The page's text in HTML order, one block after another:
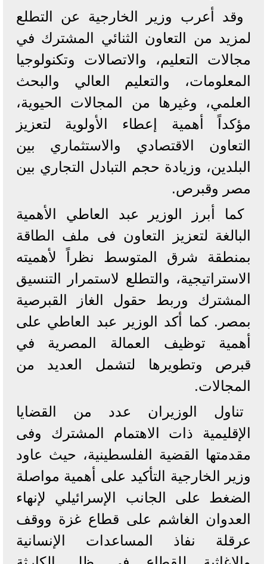
‏‎وقد أعرب وزير الخارجية عن التطلع
لمزيد من التعاون الثنائي المشترك في
مجالات التعليم، والاتصالات وتكنولوجيا
المعلومات، والتعليم العالي والبحث
العلمي، وغيرها من المجالات الحيوية،
مؤكداً أهمية إعطاء الأولوية لتعزيز
التعاون الاقتصادي والاستثماري بين
البلدين، وزيادة حجم التبادل التجاري بين
مصر وقبرص.
‏‎كما أبرز الوزير عبد العاطي الأهمية
البالغة لتعزيز التعاون فى ملف الطاقة
بمنطقة شرق المتوسط نظراً لأهميته
الاستراتيجية، والتطلع لاستمرار التنسيق
المشترك وربط حقول الغاز القبرصية
بمصر. كما أكد الوزير عبد العاطي على
أهمية توظيف العمالة المصرية في
قبرص وتطويرها لتشمل العديد من
المجالات.
‏‎تناول الوزيران عدد من القضايا
الإقليمية ذات الاهتمام المشترك وفى
مقدمتها القضية الفلسطينية، حيث عاود
وزير الخارجية التأكيد على أهمية مواصلة
الضغط على الجانب الإسرائيلي لإنهاء
العدوان الغاشم على قطاع غزة ووقف
عرقلة نفاذ المساعدات الإنسانية